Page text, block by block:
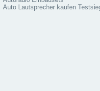
Auto Lautsprecher kaufen